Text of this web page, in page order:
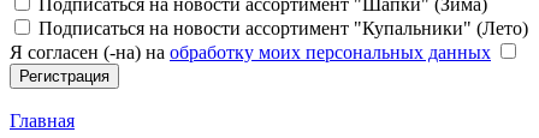
Подписаться на новости ассортимент "Шапки" (Зима)
Подписаться на новости ассортимент "Купальники" (Лето)
Я согласен (-на) на обработку моих персональных данных
Главная